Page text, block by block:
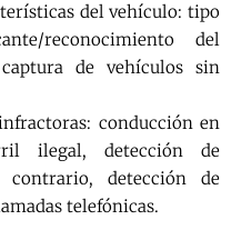
del vehículo: tipo
reconocimiento del
de vehículos sin
conducción en
ilegal, detección de
detección de
telefónicas.